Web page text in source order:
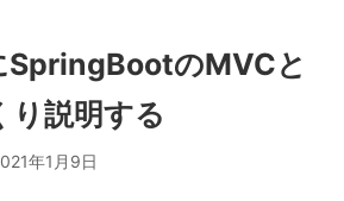
SpringBootのMVCと
り説明する
年1月9日